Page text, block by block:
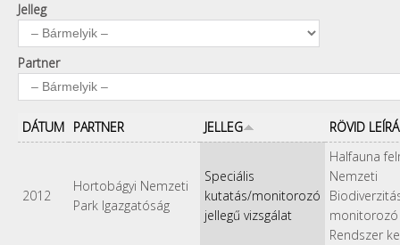
Jelleg
Partner
DÁTUM PARTNER JELLEG RÖVID
2012
Hortobágyi Nemzeti
Park Igazgatóság
Speciális
kutatás/monitorozó
jellegű vizsgálat
Halfauna
Nemzeti
monitorozó
Rendszer